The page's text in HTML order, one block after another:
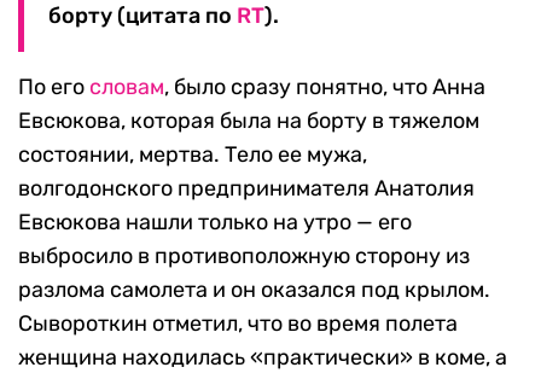
борту (цитата по RT).
По его словам, было сразу понятно, что Анна
Евсюкова, которая была на борту в тяжелом
состоянии, мертва. Тело ее мужа,
волгодонского предпринимателя Анатолия
Евсюкова нашли только на утро — его
выбросило в противоположную сторону из
разлома самолета и он оказался под крылом.
Сывороткин отметил, что во время полета
женщина находилась «практически» в коме, а